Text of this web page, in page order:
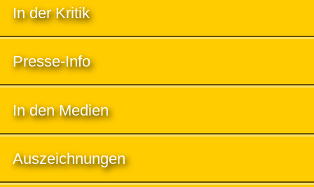
In der Kritik
Presse-Info
In den Medien
Auszeichnungen